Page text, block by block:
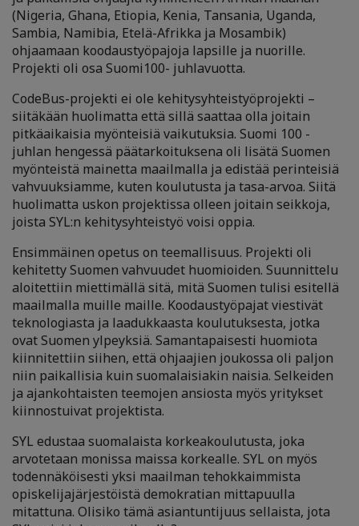
(Nigeria, Ghana, Etiopia, Kenia, Tansania, Uganda,
Sambia, Namibia, Etelä-Afrikka ja Mosambik)
ohjaamaan koodaustyöpajoja lapsille ja nuorille.
Projekti oli osa Suomi100- juhlavuotta.
CodeBus-projekti ei ole kehitysyhteistyöprojekti –
siitäkään huolimatta että sillä saattaa olla joitain
pitkäaikaisia myönteisiä vaikutuksia. Suomi 100 -
juhlan hengessä päätarkoituksena oli lisätä Suomen
myönteistä mainetta maailmalla ja edistää perinteisiä
vahvuuksiamme, kuten koulutusta ja tasa-arvoa. Siitä
huolimatta uskon projektissa olleen joitain seikkoja,
joista SYL:n kehitysyhteistyö voisi oppia.
Ensimmäinen opetus on teemallisuus. Projekti oli
kehitetty Suomen vahvuudet huomioiden. Suunnittelu
aloitettiin miettimällä sitä, mitä Suomen tulisi esitellä
maailmalla muille maille. Koodaustyöpajat viestivät
teknologiasta ja laadukkaasta koulutuksesta, jotka
ovat Suomen ylpeyksiä. Samantapaisesti huomiota
kiinnitettiin siihen, että ohjaajien joukossa oli paljon
niin paikallisia kuin suomalaisiakin naisia. Selkeiden
ja ajankohtaisten teemojen ansiosta myös yritykset
kiinnostuivat projektista.
SYL edustaa suomalaista korkeakoulutusta, joka
arvotetaan monissa maissa korkealle. SYL on myös
todennäköisesti yksi maailman tehokkaimmista
opiskelijajärjestöistä demokratian mittapuulla
mitattuna. Olisiko tämä asiantuntijuus sellaista, jota